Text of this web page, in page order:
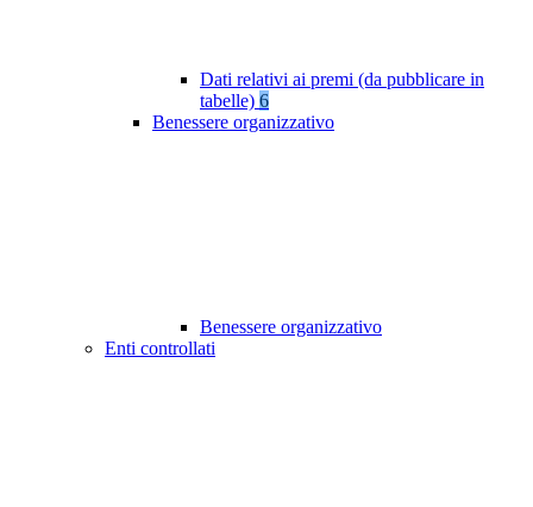
Dati relativi ai premi (da pubblicare in
tabelle) 6
Benessere organizzativo
Benessere organizzativo
Enti controllati